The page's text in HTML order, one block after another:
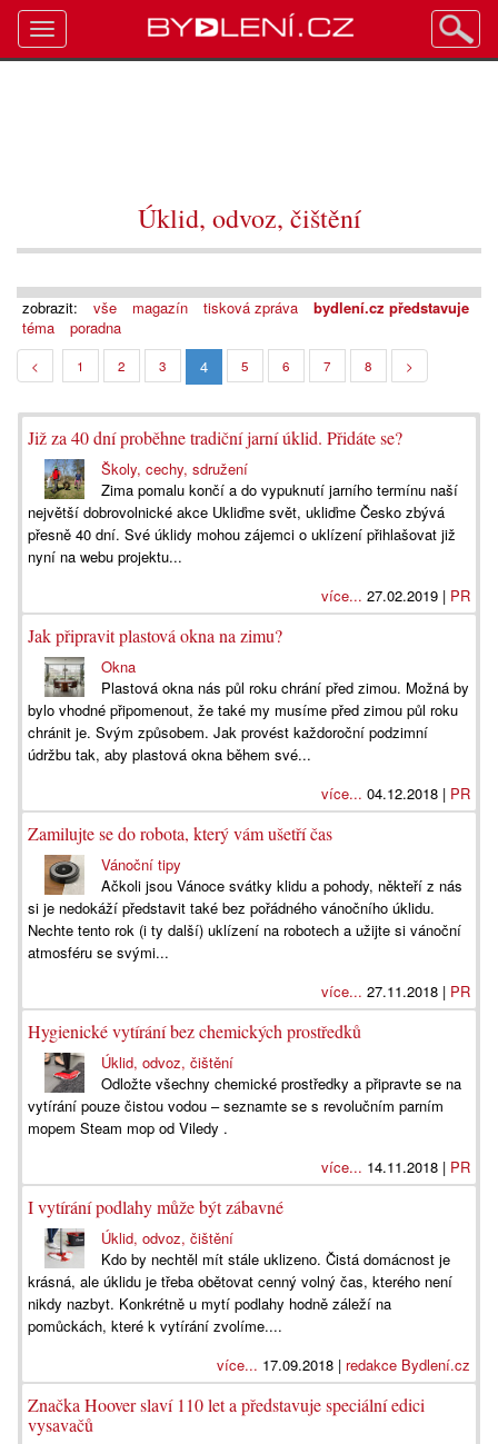
Úklid, odvoz, čištění
zobrazit: vše magazín tisková zpráva
bydlení.cz představuje
téma
poradna
< 1 2 3 4 5 6 7 8 >
Již za 40 dní proběhne tradiční jarní úklid. Přidáte se?
Školy, cechy, sdružení
Zima pomalu končí a do vypuknutí jarního termínu naší
největší dobrovolnické akce Ukliďme svět, ukliďme Česko zbývá
přesně 40 dní. Své úklidy mohou zájemci o uklízení přihlašovat již
nyní na webu projektu...
více... 27.02.2019 | PR
Jak připravit plastová okna na zimu?
Okna
Plastová okna nás půl roku chrání před zimou. Možná by
bylo vhodné připomenout, že také my musíme před zimou půl roku
chránit je. Svým způsobem. Jak provést každoroční podzimní
údržbu tak, aby plastová okna během své...
více... 04.12.2018 | PR
Zamilujte se do robota, který vám ušetří čas
Vánoční tipy
Ačkoli jsou Vánoce svátky klidu a pohody, někteří z nás
si je nedokáží představit také bez pořádného vánočního úklidu.
Nechte tento rok (i ty další) uklízení na robotech a užijte si vánoční
atmosféru se svými...
více... 27.11.2018 | PR
Hygienické vytírání bez chemických prostředků
Úklid, odvoz, čištění
Odložte všechny chemické prostředky a připravte se na
vytírání pouze čistou vodou – seznamte se s revolučním parním
mopem Steam mop od Viledy .
více... 14.11.2018 | PR
I vytírání podlahy může být zábavné
Úklid, odvoz, čištění
Kdo by nechtěl mít stále uklizeno. Čistá domácnost je
krásná, ale úklidu je třeba obětovat cenný volný čas, kterého není
nikdy nazbyt. Konkrétně u mytí podlahy hodně záleží na
pomůckách, které k vytírání zvolíme....
více... 17.09.2018 | redakce Bydlení.cz
Značka Hoover slaví 110 let a představuje speciální edici
vysavačů
Toggle
navigation